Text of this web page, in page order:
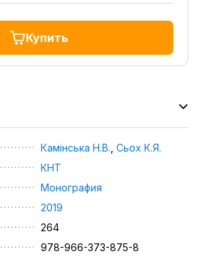
Купить
Камінська Н.В. Сьох К.Я.
КНТ
Монография
2019
264
978-966-373-875-8